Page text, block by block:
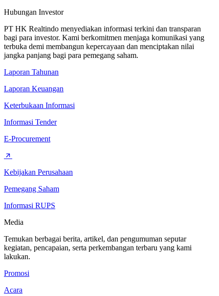
Hubungan Investor
PT HK Realtindo menyediakan informasi terkini dan transparan
bagi para investor. Kami berkomitmen menjaga komunikasi yang
terbuka demi membangun kepercayaan dan menciptakan nilai
jangka panjang bagi para pemegang saham.
Laporan Tahunan
Laporan Keuangan
Keterbukaan Informasi
Informasi Tender
E-Procurement
Kebijakan Perusahaan
Pemegang Saham
Informasi RUPS
Media
Temukan berbagai berita, artikel, dan pengumuman seputar
kegiatan, pencapaian, serta perkembangan terbaru yang kami
lakukan.
Promosi
Acara